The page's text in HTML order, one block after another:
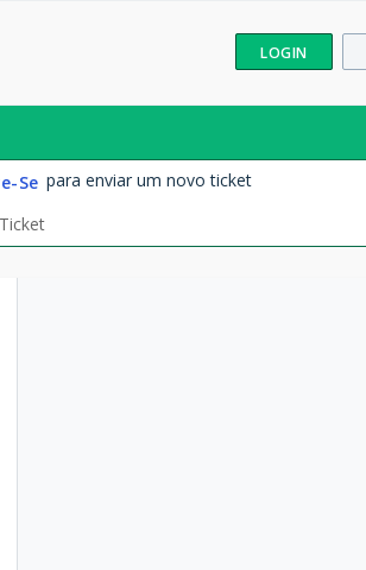
LOGIN
Se para enviar um novo ticket